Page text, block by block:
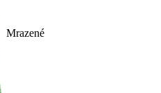
Mrazené